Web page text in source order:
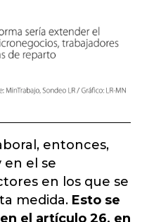
entonces,
el se
en los que se
medida. Esto se
el artículo 26, en